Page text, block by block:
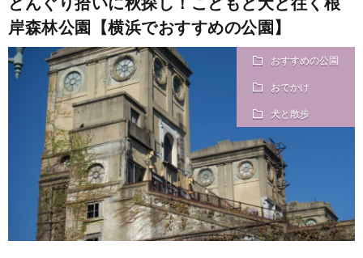
岸森林公園【横浜でおすすめの公園】
おすすめの公園
おでかけ
犬と散歩